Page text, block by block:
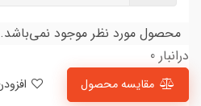
محصول مورد نظر موجود نمی‌باشد.
درانبار 0
مقایسه محصول